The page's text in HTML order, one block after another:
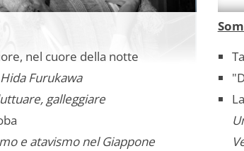
nel cuore della notte
Furukawa
galleggiare
e atavismo nel Giappone